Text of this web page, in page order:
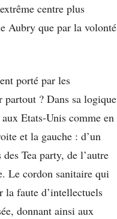
centre plus
Aubry que par la volonté
porté par les
partout ? Dans sa logique
Etats-Unis comme en
et la gauche : d’un
Tea party, de l’autre
Le cordon sanitaire qui
la faute d’intellectuels
donnant ainsi aux